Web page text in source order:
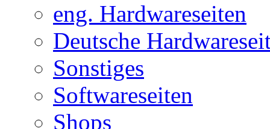
eng. Hardwareseiten
Deutsche
Sonstiges
Softwareseiten
Shops